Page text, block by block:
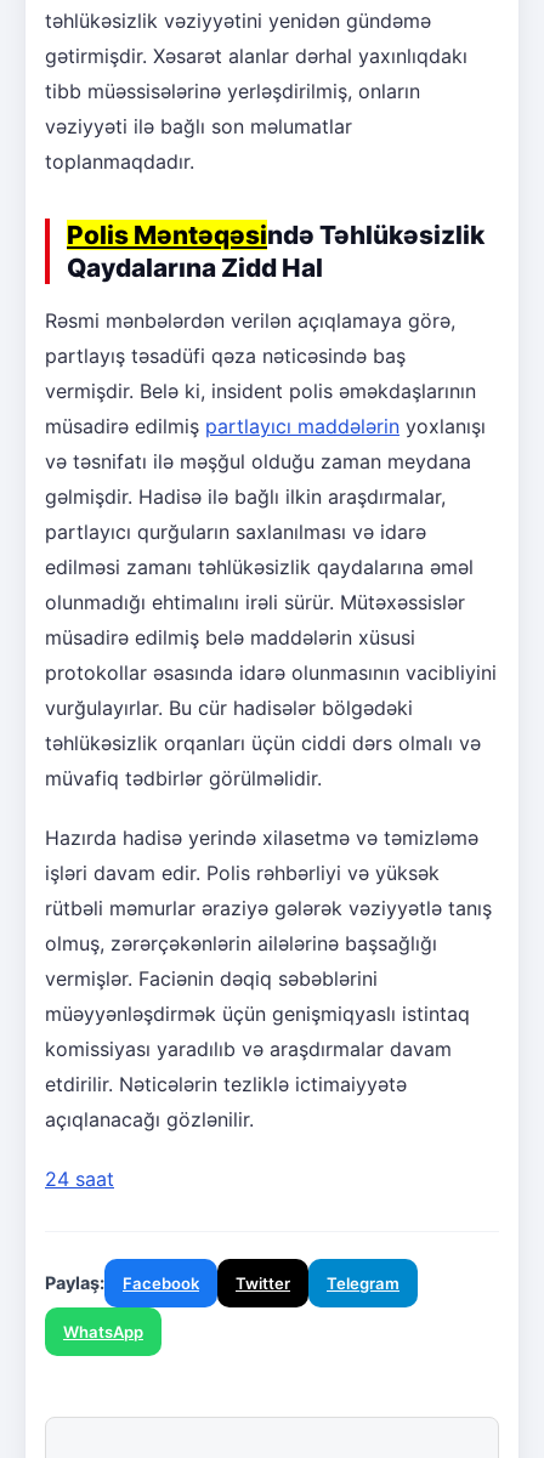
təhlükəsizlik vəziyyətini yenidən gündəmə
gətirmişdir. Xəsarət alanlar dərhal yaxınlıqdakı
tibb müəssisələrinə yerləşdirilmiş, onların
vəziyyəti ilə bağlı son məlumatlar
toplanmaqdadır.
Polis Məntəqəsində Təhlükəsizlik
Qaydalarına Zidd Hal
Rəsmi mənbələrdən verilən açıqlamaya görə,
partlayış təsadüfi qəza nəticəsində baş
vermişdir. Belə ki, insident polis əməkdaşlarının
müsadirə edilmiş partlayıcı maddələrin yoxlanışı
və təsnifatı ilə məşğul olduğu zaman meydana
gəlmişdir. Hadisə ilə bağlı ilkin araşdırmalar,
partlayıcı qurğuların saxlanılması və idarə
edilməsi zamanı təhlükəsizlik qaydalarına əməl
olunmadığı ehtimalını irəli sürür. Mütəxəssislər
müsadirə edilmiş belə maddələrin xüsusi
protokollar əsasında idarə olunmasının vacibliyini
vurğulayırlar. Bu cür hadisələr bölgədəki
təhlükəsizlik orqanları üçün ciddi dərs olmalı və
müvafiq tədbirlər görülməlidir.
Hazırda hadisə yerində xilasetmə və təmizləmə
işləri davam edir. Polis rəhbərliyi və yüksək
rütbəli məmurlar əraziyə gələrək vəziyyətlə tanış
olmuş, zərərçəkənlərin ailələrinə başsağlığı
vermişlər. Faciənin dəqiq səbəblərini
müəyyənləşdirmək üçün genişmiqyaslı istintaq
komissiyası yaradılıb və araşdırmalar davam
etdirilir. Nəticələrin tezliklə ictimaiyyətə
açıqlanacağı gözlənilir.
24 saat
Paylaş: Facebook Twitter Telegram
WhatsApp